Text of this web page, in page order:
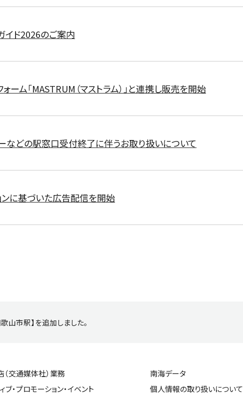
イド2026のご案内
ーム「MASTRUM（マストラム）」と連携し販売を開始
などの駅窓口受付終了に伴うお取り扱いについて
ンに基づいた広告配信を開始
市駅】を追加しました。
交通媒体社）業務
ブ・プロモーション・イベント
南海データ
個人情報の取り扱いについて